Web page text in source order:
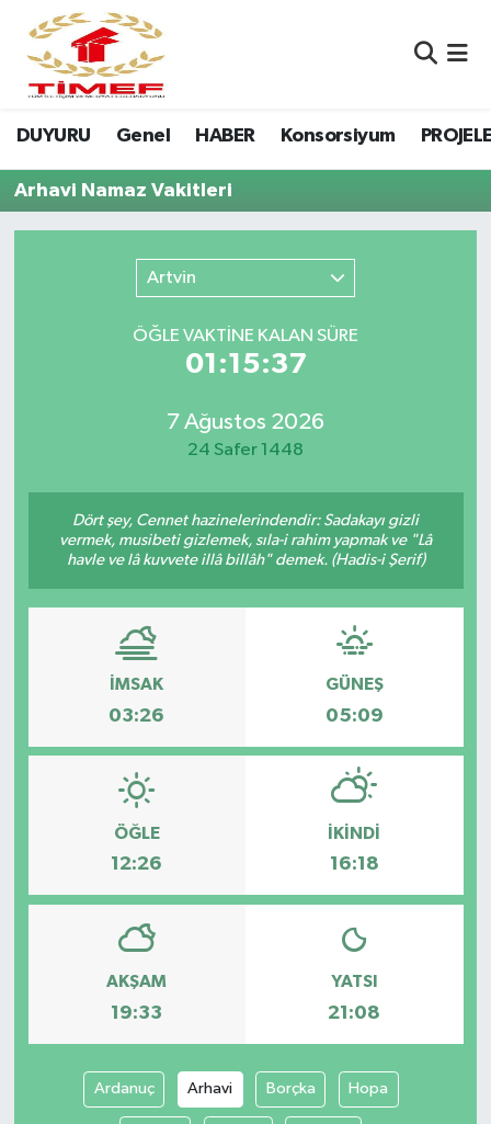
DUYURU Genel HABER Konsorsiyum
Arhavi Namaz Vakitleri
Artvin
ÖĞLE VAKTİNE KALAN SÜRE
01:15:37
7 Ağustos 2026
24 Safer 1448
Dört şey, Cennet hazinelerindendir: Sadakayı gizli
vermek, musibeti gizlemek, sıla-i rahim yapmak ve "Lâ
havle ve lâ kuvvete illâ billâh" demek. (Hadis-i Şerif)
İMSAK
03:26
GÜNEŞ
05:09
ÖĞLE
12:26
İKINDI
16:18
AKŞAM
19:33
YATSI
21:08
Ardanuç Arhavi Borçka Hopa
Anasayfa Kutu
Anasayfa Manşet
Canlı Yayın
Konsorsiyum
PROJECTS
PROJELER
YEREL MEDYA RAPORU
Nöbetçi Eczaneler
Hava Durumu
Namaz Vakitleri
Tüm Manşetler
Son Dakika Haberleri